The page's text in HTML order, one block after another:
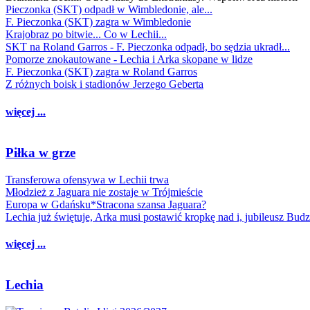
Pieczonka (SKT) odpadł w Wimbledonie, ale...
F. Pieczonka (SKT) zagra w Wimbledonie
Krajobraz po bitwie... Co w Lechii...
SKT na Roland Garros - F. Pieczonka odpadł, bo sędzia ukradł...
Pomorze znokautowane - Lechia i Arka skopane w lidze
F. Pieczonka (SKT) zagra w Roland Garros
Z różnych boisk i stadionów Jerzego Geberta
więcej ...
Piłka w grze
Transferowa ofensywa w Lechii trwa
Młodzież z Jaguara nie zostaje w Trójmieście
Europa w Gdańsku*Stracona szansa Jaguara?
Lechia już świętuje, Arka musi postawić kropkę nad i, jubileusz
więcej ...
Lechia